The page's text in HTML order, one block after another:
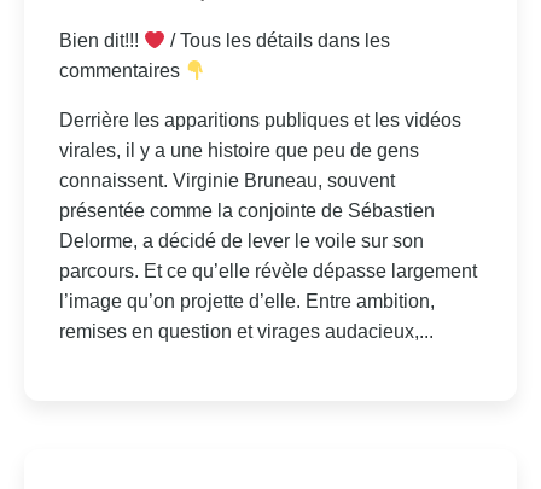
Bien dit!!!
/ Tous les détails dans les
commentaires
Derrière les apparitions publiques et les vidéos
virales, il y a une histoire que peu de gens
connaissent. Virginie Bruneau, souvent
présentée comme la conjointe de Sébastien
Delorme, a décidé de lever le voile sur son
parcours. Et ce qu’elle révèle dépasse largement
l’image qu’on projette d’elle. Entre ambition,
remises en question et virages audacieux,...